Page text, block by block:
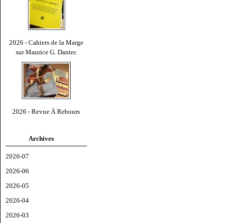
2026 - Cahiers de la Marge
sur Maurice G. Dantec
2026 - Revue À Rebours
Archives
2026-07
2026-06
2026-05
2026-04
2026-03